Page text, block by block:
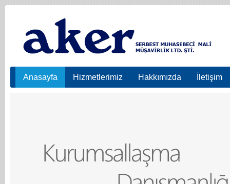
Anasayfa Hizmetlerimiz Hakkımızda İletişim